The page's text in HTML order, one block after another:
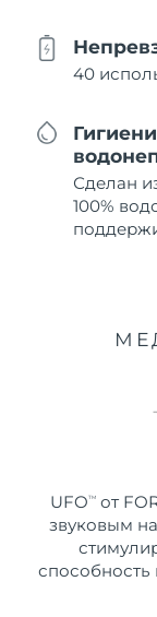
40
Сделан
100%
UFO TMот
звуковым
способность